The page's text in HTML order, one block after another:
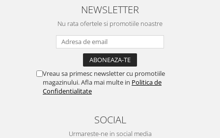
NEWSLETTER
Nu rata ofertele si promotiile noastre
Vreau sa primesc newsletter cu promotiile
magazinului. Afla mai multe in Politica de
Confidentialitate
SOCIAL
Urmareste-ne in social media